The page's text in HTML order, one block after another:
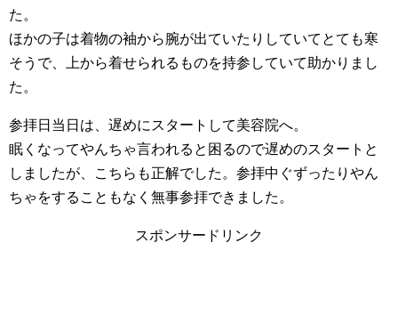
た。
ほかの子は着物の袖から腕が出ていたりしていてとても寒
そうで、上から着せられるものを持参していて助かりまし
た。
参拝日当日は、遅めにスタートして美容院へ。
眠くなってやんちゃ言われると困るので遅めのスタートと
しましたが、こちらも正解でした。参拝中ぐずったりやん
ちゃをすることもなく無事参拝できました。
スポンサードリンク